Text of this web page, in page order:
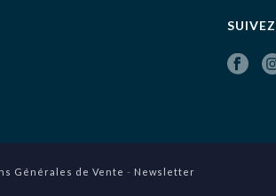
Générales de Vente - Newsletter